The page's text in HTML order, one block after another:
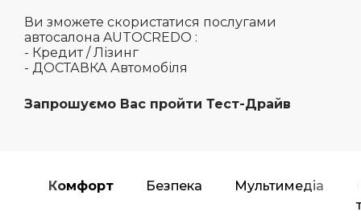
Ви зможете скористатися послугами
автосалона AUTOCREDO :
- Кредит / Лізинг
- ДОСТАВКА Автомобіля
Запрошуємо Вас пройти Тест-Драйв
Комфорт Безпека Мультимедіа